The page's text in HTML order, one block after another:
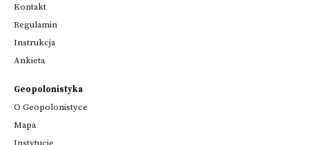
Kontakt
Regulamin
Instrukcja
Ankieta
Geopolonistyka
O Geopolonistyce
Mapa